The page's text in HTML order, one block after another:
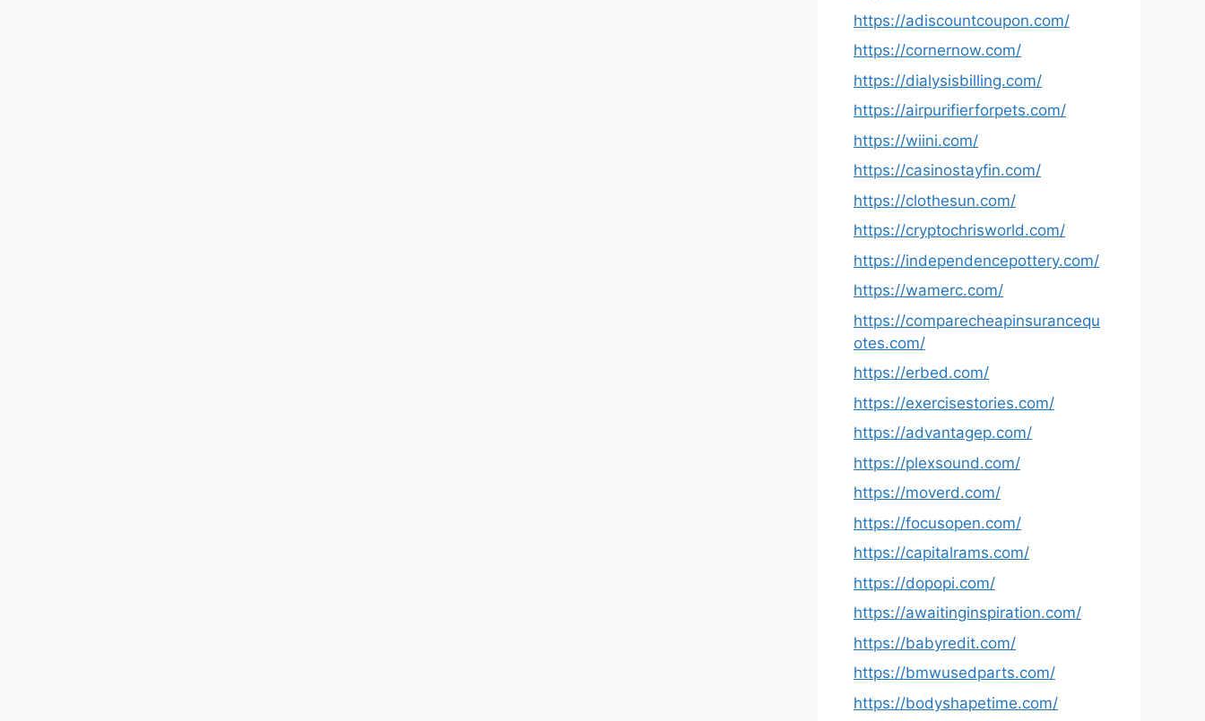
https://adiscountcoupon.com/
https://cornernow.com/
https://dialysisbilling.com/
https://airpurifierforpets.com/
https://wiini.com/
https://casinostayfin.com/
https://clothesun.com/
https://cryptochrisworld.com/
https://independencepottery.com/
https://wamerc.com/
https://comparecheapinsurancequ
otes.com/
https://erbed.com/
https://exercisestories.com/
https://advantagep.com/
https://plexsound.com/
https://moverd.com/
https://focusopen.com/
https://capitalrams.com/
https://dopopi.com/
https://awaitinginspiration.com/
https://babyredit.com/
https://bmwusedparts.com/
https://bodyshapetime.com/